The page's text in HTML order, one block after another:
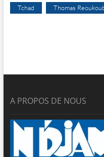
Tchad Thomas
A PROPOS DE NOUS